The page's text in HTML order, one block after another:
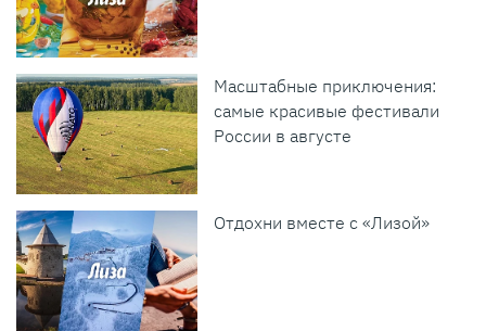
Масштабные приключения:
самые красивые фестивали
России в августе
Отдохни вместе с «Лизой»